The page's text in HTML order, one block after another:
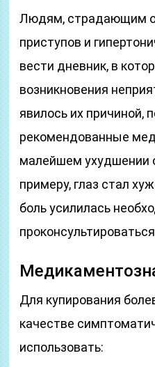
Людям, страдающим
приступов и
вести дневник, в
возникновения
явилось их причиной,
рекомендованные
малейшем ухудшении
примеру, глаз стал
боль усилилась
Для купирования
качестве
использовать: